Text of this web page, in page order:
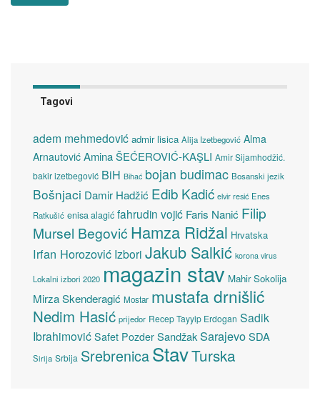
Tagovi
adem mehmedović admir lisica Alija Izetbegović Alma
Arnautović Amina ŠEĆEROVIĆ-KAŞLI Amir Sijamhodžić.
bakir izetbegović BiH Bihać bojan budimac Bosanski jezik
Bošnjaci Damir Hadžić Edib Kadić elvir resić Enes
Ratkušić enisa alagić fahrudin vojić Faris Nanić Filip
Mursel Begović Hamza Ridžal Hrvatska
Irfan Horozović Izbori Jakub Salkić korona virus
Lokalni izbori 2020 magazin stav Mahir Sokolija
Mirza Skenderagić Mostar mustafa drnišlić
Nedim Hasić prijedor Recep Tayyip Erdogan Sadik
Ibrahimović Safet Pozder SandžakSarajevoSDA
Sirija Srbija SrebrenicaStavTurska